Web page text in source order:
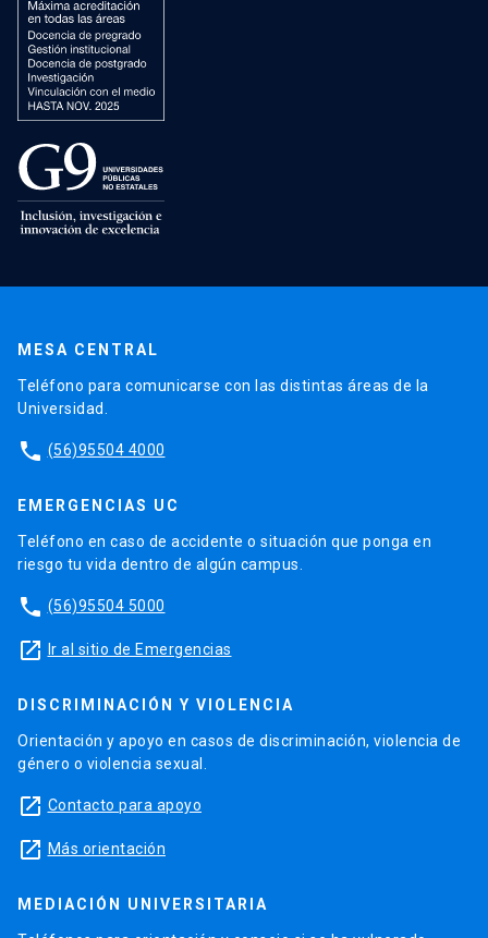
MESA CENTRAL
Teléfono para comunicarse con las distintas áreas de la
Universidad.
phone (56)95504 4000
EMERGENCIAS UC
Teléfono en caso de accidente o situación que ponga en
riesgo tu vida dentro de algún campus.
phone (56)95504 5000
launch Ir al sitio de Emergencias
DISCRIMINACIÓN Y VIOLENCIA
Orientación y apoyo en casos de discriminación, violencia de
género o violencia sexual.
launch Contacto para apoyo
launch Más orientación
MEDIACIÓN UNIVERSITARIA